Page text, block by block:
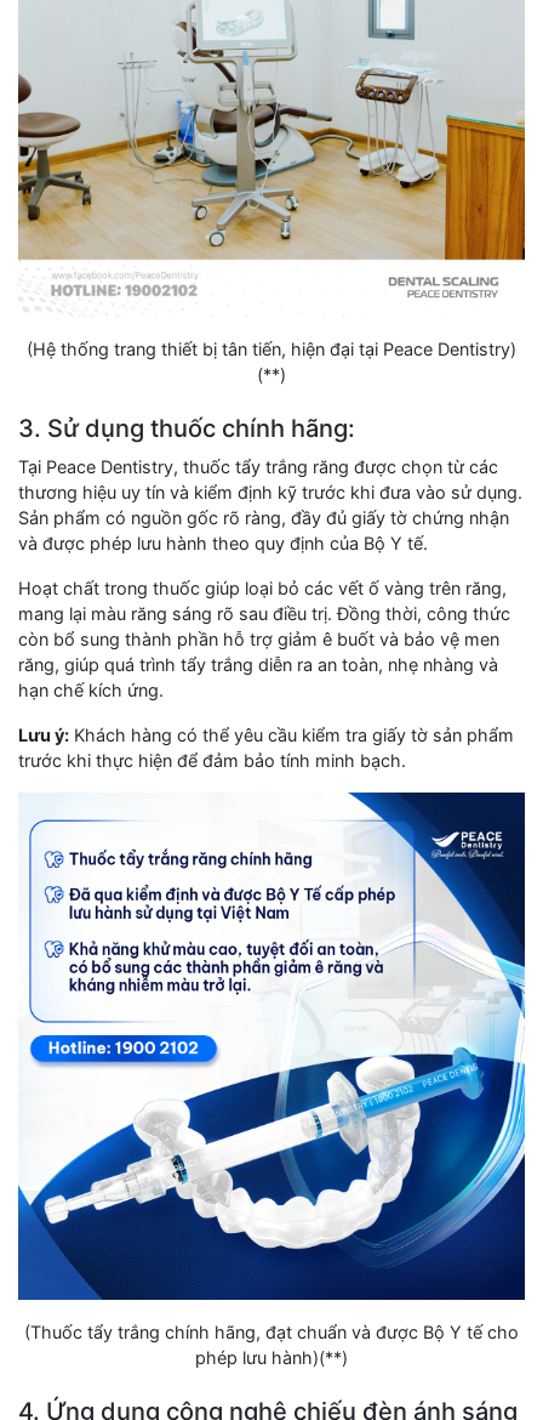
(Hệ thống trang thiết bị tân tiến, hiện đại tại Peace Dentistry)
(**)
3. Sử dụng thuốc chính hãng:
Tại Peace Dentistry, thuốc tẩy trắng răng được chọn từ các
thương hiệu uy tín và kiểm định kỹ trước khi đưa vào sử dụng.
Sản phẩm có nguồn gốc rõ ràng, đầy đủ giấy tờ chứng nhận
và được phép lưu hành theo quy định của Bộ Y tế.
Hoạt chất trong thuốc giúp loại bỏ các vết ố vàng trên răng,
mang lại màu răng sáng rõ sau điều trị. Đồng thời, công thức
còn bổ sung thành phần hỗ trợ giảm ê buốt và bảo vệ men
răng, giúp quá trình tẩy trắng diễn ra an toàn, nhẹ nhàng và
hạn chế kích ứng.
Lưu ý: Khách hàng có thể yêu cầu kiểm tra giấy tờ sản phẩm
trước khi thực hiện để đảm bảo tính minh bạch.
(Thuốc tẩy trắng chính hãng, đạt chuẩn và được Bộ Y tế cho
phép lưu hành)(**)
4. Ứng dụng công nghệ chiếu đèn ánh sáng